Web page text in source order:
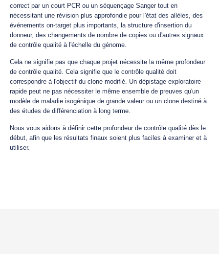
correct par un court PCR ou un séquençage Sanger tout en
nécessitant une révision plus approfondie pour l'état des allèles, des
événements on-target plus importants, la structure d'insertion du
donneur, des changements de nombre de copies ou d'autres signaux
de contrôle qualité à l'échelle du génome.
Cela ne signifie pas que chaque projet nécessite la même profondeur
de contrôle qualité. Cela signifie que le contrôle qualité doit
correspondre à l'objectif du clone modifié. Un dépistage exploratoire
rapide peut ne pas nécessiter le même ensemble de preuves qu'un
modèle de maladie isogénique de grande valeur ou un clone destiné à
des études de différenciation à long terme.
Nous vous aidons à définir cette profondeur de contrôle qualité dès le
début, afin que les résultats finaux soient plus faciles à examiner et à
utiliser.